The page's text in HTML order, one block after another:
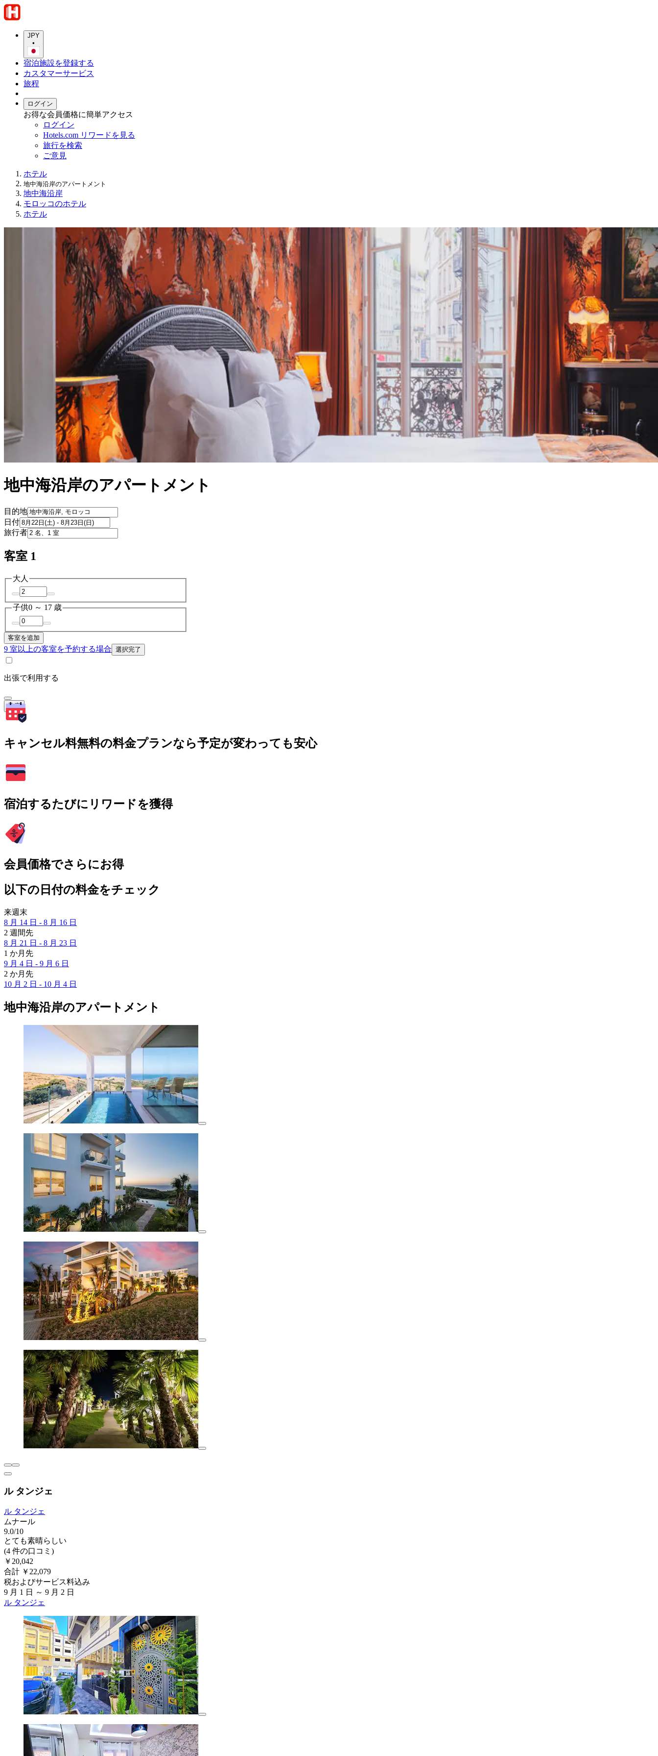
JPY
•
宿泊施設を登録する
カスタマーサービス
旅程
ログイン
お得な会員価格に簡単アクセス
ログイン
Hotels.com リワードを見る
旅行を検索
ご意見
ホテル
地中海沿岸のアパートメント
地中海沿岸
モロッコのホテル
ホテル
地中海沿岸のアパートメント
目的地
日付
旅行者
客室 1
大人
子供0 ～ 17 歳
客室を追加
9 室以上の客室を予約する場合 選択完了
出張で利用する
検索
キャンセル料無料の料金プランなら予定が変わっても安心
宿泊するたびにリワードを獲得
会員価格でさらにお得
以下の日付の料金をチェック
来週末
8 月 14 日 - 8 月 16 日
2 週間先
8 月 21 日 - 8 月 23 日
1 か月先
9 月 4 日 - 9 月 6 日
2 か月先
10 月 2 日 - 10 月 4 日
地中海沿岸のアパートメント
ル タンジェ
ル タンジェ
ムナール
9.0/10
とても素晴らしい
(4 件の口コミ)
￥20,042
合計 ￥22,079
税およびサービス料込み
9 月 1 日 ～ 9 月 2 日
ル タンジェ